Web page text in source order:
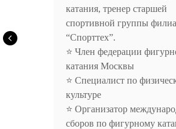
катания, тренер старшей
спортивной группы
“Спорттех”.
⭐ Член федерации
катания Москвы
⭐ Специалист по
культуре
⭐ Организатор
сборов по фигурному